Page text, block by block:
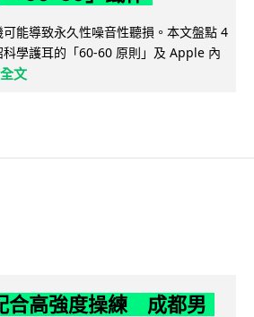
能導致永久性噪音性聽損。本文盤點 4
學護耳的「60-60 原則」及 Apple 內
文
合高強度操練 成都男